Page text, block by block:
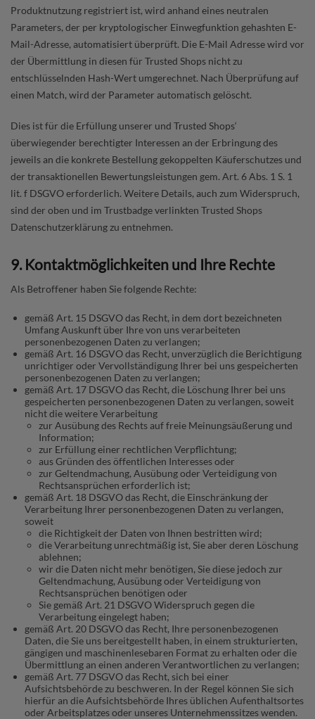
Produktnutzung registriert ist, wird anhand eines neutralen
Parameters, der per kryptologischer Einwegfunktion gehashten E-
Mail-Adresse, automatisiert überprüft. Die E-Mail Adresse wird vor
der Übermittlung in diesen für Trusted Shops nicht zu
entschlüsselnden Hash-Wert umgerechnet. Nach Überprüfung auf
einen Match, wird der Parameter automatisch gelöscht.
Dies ist für die Erfüllung unserer und Trusted Shops‘
überwiegender berechtigter Interessen an der Erbringung des
jeweils an die konkrete Bestellung gekoppelten Käuferschutzes und
der transaktionellen Bewertungsleistungen gem. Art. 6 Abs. 1 S. 1
lit. f DSGVO erforderlich. Weitere Details, auch zum Widerspruch,
sind der oben und im Trustbadge verlinkten Trusted Shops
Datenschutzerklärung zu entnehmen.
9. Kontaktmöglichkeiten und Ihre Rechte
Als Betroffener haben Sie folgende Rechte:
gemäß Art. 15 DSGVO das Recht, in dem dort bezeichneten
Umfang Auskunft über Ihre von uns verarbeiteten
personenbezogenen Daten zu verlangen;
gemäß Art. 16 DSGVO das Recht, unverzüglich die Berichtigung
unrichtiger oder Vervollständigung Ihrer bei uns gespeicherten
personenbezogenen Daten zu verlangen;
gemäß Art. 17 DSGVO das Recht, die Löschung Ihrer bei uns
gespeicherten personenbezogenen Daten zu verlangen, soweit
nicht die weitere Verarbeitung
zur Ausübung des Rechts auf freie Meinungsäußerung und
Information;
zur Erfüllung einer rechtlichen Verpflichtung;
aus Gründen des öffentlichen Interesses oder
zur Geltendmachung, Ausübung oder Verteidigung von
Rechtsansprüchen erforderlich ist;
gemäß Art. 18 DSGVO das Recht, die Einschränkung der
Verarbeitung Ihrer personenbezogenen Daten zu verlangen,
soweit
die Richtigkeit der Daten von Ihnen bestritten wird;
die Verarbeitung unrechtmäßig ist, Sie aber deren Löschung
ablehnen;
wir die Daten nicht mehr benötigen, Sie diese jedoch zur
Geltendmachung, Ausübung oder Verteidigung von
Rechtsansprüchen benötigen oder
Sie gemäß Art. 21 DSGVO Widerspruch gegen die
Verarbeitung eingelegt haben;
gemäß Art. 20 DSGVO das Recht, Ihre personenbezogenen
Daten, die Sie uns bereitgestellt haben, in einem strukturierten,
gängigen und maschinenlesebaren Format zu erhalten oder die
Übermittlung an einen anderen Verantwortlichen zu verlangen;
gemäß Art. 77 DSGVO das Recht, sich bei einer
Aufsichtsbehörde zu beschweren. In der Regel können Sie sich
hierfür an die Aufsichtsbehörde Ihres üblichen Aufenthaltsortes
oder Arbeitsplatzes oder unseres Unternehmenssitzes wenden.